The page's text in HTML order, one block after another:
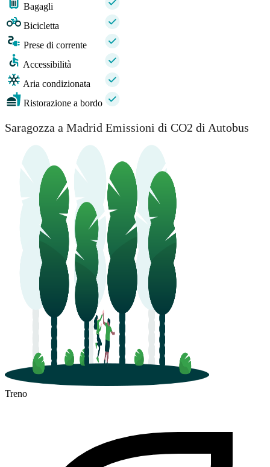
Bagagli
Bicicletta
Prese di corrente
Accessibilità
Aria condizionata
Ristorazione a bordo
Saragozza a Madrid Emissioni di CO2 di Autobus
Treno